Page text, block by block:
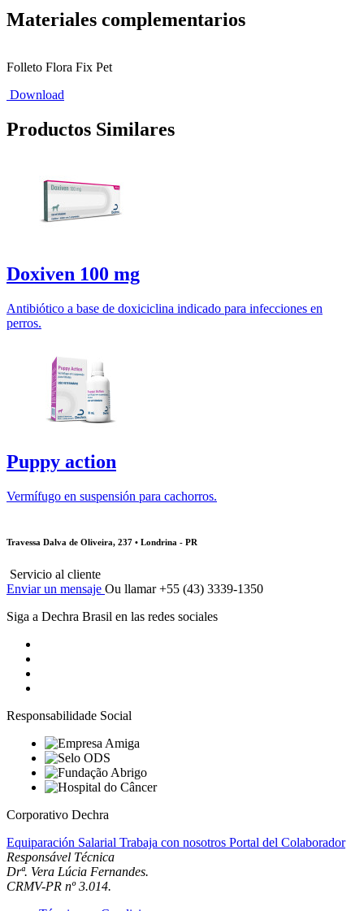
Materiales complementarios
Folleto Flora Fix Pet
Download
Productos Similares
Doxiven 100 mg
Antibiótico a base de doxiciclina indicado para infecciones en
perros.
Puppy action
Vermífugo en suspensión para cachorros.
Travessa Dalva de Oliveira, 237 • Londrina - PR
Servicio al cliente
Enviar un mensaje Ou llamar +55 (43) 3339-1350
Siga a Dechra Brasil en las redes sociales
Responsabilidade Social
Corporativo Dechra
Equiparación Salarial Trabaja con nosotros Portal del Colaborador
Responsável Técnica
Drª. Vera Lúcia Fernandes.
CRMV-PR nº 3.014.